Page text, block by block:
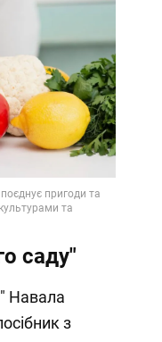
саду"
Навала
з